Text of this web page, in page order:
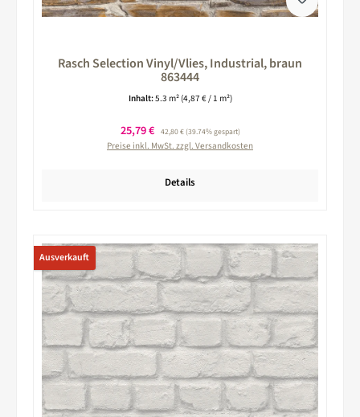
Rasch Selection Vinyl/Vlies, Industrial, braun
863444
Inhalt:5.3 m² (4,87 € / 1 m²)
Verkaufspreis:
25,79 € Regulärer Preis:
42,80 €(39.74% gespart)
Preise inkl. MwSt. zzgl. Versandkosten
Details
Ausverkauft